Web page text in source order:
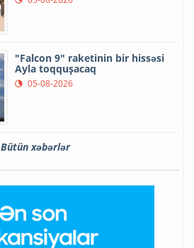
"Falcon 9" raketinin bir hissəsi
Ayla toqquşacaq
05-08-2026
Bütün xəbərlər